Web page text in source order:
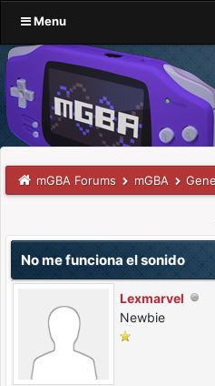
Menu
mGBA Forums mGBA
No me funciona el sonido
Lexmarvel
Newbie